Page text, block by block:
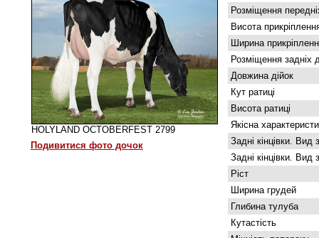
HOLYLAND OCTOBERFEST 2799
Подивитися фото дочок
Розміщення
Висота
Ширина
Розміщення задніх
Довжина дійок
Кут ратиці
Висота ратиці
Якісна
Задні кінцівки. Вид
Задні кінцівки. Вид
Ріст
Ширина грудей
Глибина тулуба
Кутастість